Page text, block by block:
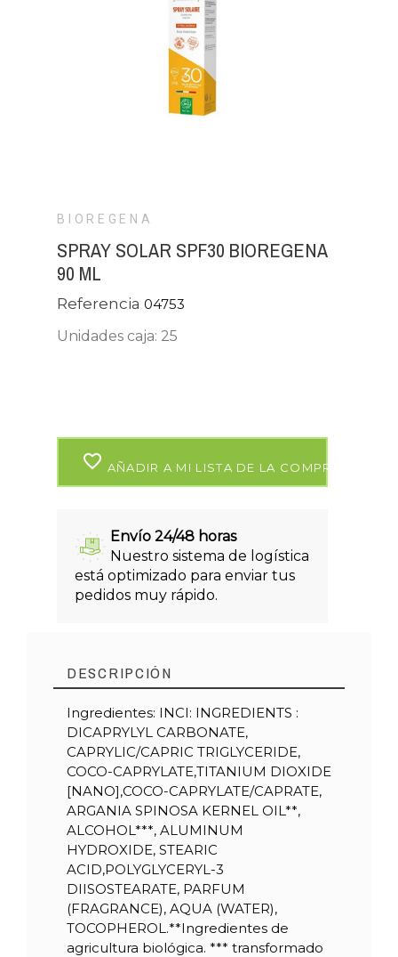
BIOREGENA
SPRAY SOLAR SPF30 BIOREGENA
90 ML
Referencia04753
Unidades caja: 25
favorite_border AÑADIR A MI LISTA DE LA COMPRA
Envío 24/48 horas
Nuestro sistema de logística
está optimizado para enviar tus
pedidos muy rápido.
DESCRIPCIÓN
Ingredientes: INCI: INGREDIENTS :
DICAPRYLYL CARBONATE,
CAPRYLIC/CAPRIC TRIGLYCERIDE,
COCO-CAPRYLATE,TITANIUM DIOXIDE
[NANO],COCO-CAPRYLATE/CAPRATE,
ARGANIA SPINOSA KERNEL OIL**,
ALCOHOL***, ALUMINUM
HYDROXIDE, STEARIC
ACID,POLYGLYCERYL-3
DIISOSTEARATE, PARFUM
(FRAGRANCE), AQUA (WATER),
TOCOPHEROL.**Ingredientes de
agricultura biológica. *** transformado
Referencia04753